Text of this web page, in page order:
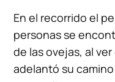
En el recorrido el
personas se
de las ovejas, al
adelantó su